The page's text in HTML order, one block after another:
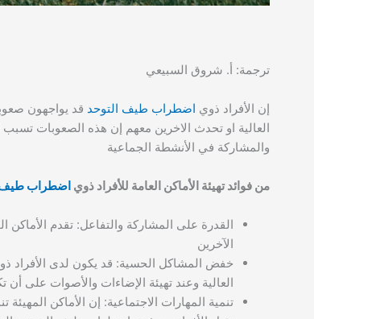
ترجمة: أ. شروق السبيعي
إن الأفراد ذوي اضطراب طيف التوحد قد يواجهون
العالية او تحدث الاخرين معهم إن هذه الصعوبات تسبب
والمشاركة في الأنشطة الجماعية
من فوائد تهيئة الأماكن العامة للأفراد ذوي اضطراب طيف
القدرة على المشاركة والتفاعل: تقدم الأماكن
الآخرين
خفض المشاكل الحسية: قد يكون لدى
العالية وعند تهيئة الإضاءات والأصوات على
تنمية المهارات الاجتماعية: إن الأماكن